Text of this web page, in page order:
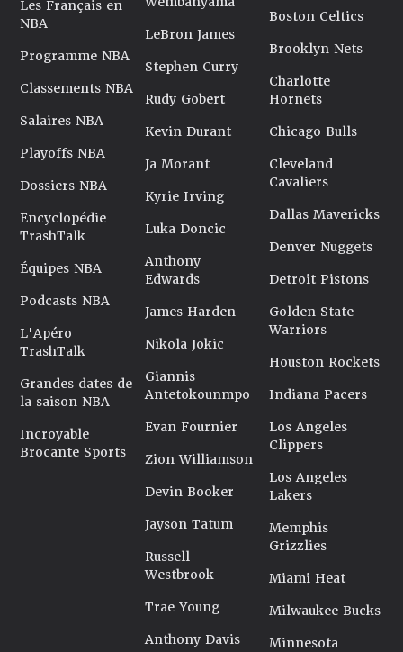
Les Français en
NBA
Programme NBA
Classements NBA
Salaires NBA
Playoffs NBA
Dossiers NBA
Encyclopédie
TrashTalk
Équipes NBA
Podcasts NBA
L'Apéro
TrashTalk
Grandes dates de
la saison NBA
Incroyable
Brocante Sports
LeBron James
Stephen Curry
Rudy Gobert
Kevin Durant
Ja Morant
Kyrie Irving
Luka Doncic
Anthony
Edwards
James Harden
Nikola Jokic
Giannis
Antetokounmpo
Evan Fournier
Zion Williamson
Devin Booker
Jayson Tatum
Russell
Westbrook
Trae Young
Anthony Davis
Boston Celtics
Brooklyn Nets
Charlotte
Hornets
Chicago Bulls
Cleveland
Cavaliers
Dallas Mavericks
Denver Nuggets
Detroit Pistons
Golden State
Warriors
Houston Rockets
Indiana Pacers
Los Angeles
Clippers
Los Angeles
Lakers
Memphis
Grizzlies
Miami Heat
Milwaukee Bucks
Minnesota